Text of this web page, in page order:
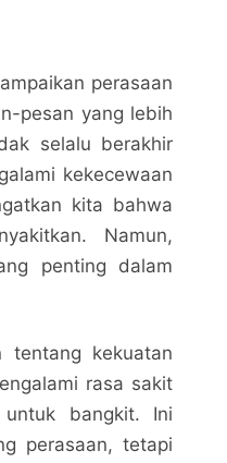
perasaan
pesan yang lebih
selalu berakhir
kekecewaan
kita bahwa
Namun,
penting dalam
tentang kekuatan
rasa sakit
bangkit. Ini
perasaan, tetapi